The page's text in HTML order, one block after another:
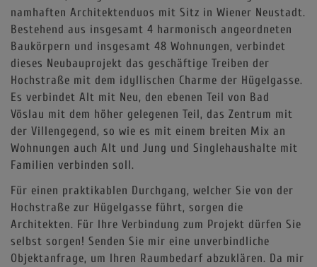
namhaften Architektenduos mit Sitz in Wiener Neustadt.
Bestehend aus insgesamt 4 harmonisch angeordneten
Baukörpern und insgesamt 48 Wohnungen, verbindet
dieses Neubauprojekt das geschäftige Treiben der
Hochstraße mit dem idyllischen Charme der Hügelgasse.
Es verbindet Alt mit Neu, den ebenen Teil von Bad
Vöslau mit dem höher gelegenen Teil, das Zentrum mit
der Villengegend, so wie es mit einem breiten Mix an
Wohnungen auch Alt und Jung und Singlehaushalte mit
Familien verbinden soll.
Für einen praktikablen Durchgang, welcher Sie von der
Hochstraße zur Hügelgasse führt, sorgen die
Architekten. Für Ihre Verbindung zum Projekt dürfen Sie
selbst sorgen! Senden Sie mir eine unverbindliche
Objektanfrage, um Ihren Raumbedarf abzuklären. Da mir